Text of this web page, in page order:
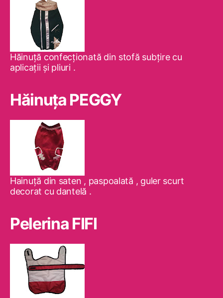
Hăinuţă confecţionată din stofă subţire cu
aplicaţii şi pliuri .
Hăinuţa PEGGY
Hainuţă din saten , paspoalată , guler scurt
decorat cu dantelă .
Pelerina FIFI